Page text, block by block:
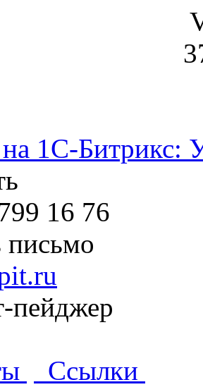
на 1С-Битрикс:
16 76
письмо
пейджер
Ссылки